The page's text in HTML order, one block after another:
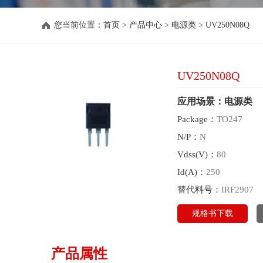
您当前位置： 首页 > 产品中心 > 电源类 > UV250N08Q
UV250N08Q
应用场景：电源类
Package： TO247
N/P： N
Vdss(V)： 80
Id(A)： 250
替代料号： IRF2907
规格书下载
产品属性